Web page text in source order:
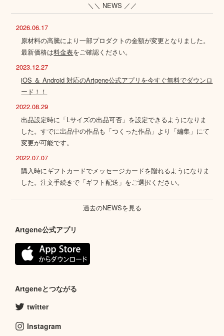
＼＼ NEWS ／／
2026.06.17
原材料の高騰により一部プロダクトの金額が変更となりました。
最新価格は料金表をご確認ください。
2023.12.27
iOS ＆ Android 対応のArtgene公式アプリを今すぐ無料でダウンロ
ード！！
2022.08.29
出品設定時に「Lサイズの出品可否」を設定できるようになりま
した。すでに出品中の作品も「つくった作品」より「編集」にて
変更が可能です。
2022.07.07
購入時にギフトカードでメッセージカードを贈れるようになりま
した。注文手続きで「ギフト配送」をご選択ください。
過去のNEWSを見る
Artgene公式アプリ
Artgeneとつながる
twitter
Instagram